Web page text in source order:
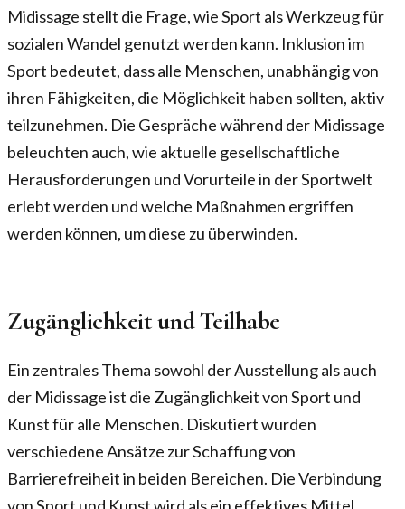
Midissage stellt die Frage, wie Sport als Werkzeug für
sozialen Wandel genutzt werden kann. Inklusion im
Sport bedeutet, dass alle Menschen, unabhängig von
ihren Fähigkeiten, die Möglichkeit haben sollten, aktiv
teilzunehmen. Die Gespräche während der Midissage
beleuchten auch, wie aktuelle gesellschaftliche
Herausforderungen und Vorurteile in der Sportwelt
erlebt werden und welche Maßnahmen ergriffen
werden können, um diese zu überwinden.
Zugänglichkeit und Teilhabe
Ein zentrales Thema sowohl der Ausstellung als auch
der Midissage ist die Zugänglichkeit von Sport und
Kunst für alle Menschen. Diskutiert wurden
verschiedene Ansätze zur Schaffung von
Barrierefreiheit in beiden Bereichen. Die Verbindung